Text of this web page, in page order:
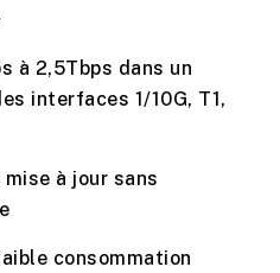
à 2,5Tbps dans un
interfaces 1/10G, T1,
à jour sans
consommation